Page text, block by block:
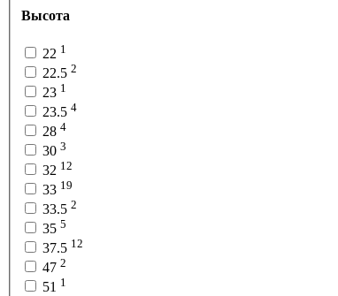
Высота
22 1
22.5 2
23 1
23.5 4
28 4
30 3
32 12
33 19
33.5 2
35 5
37.5 12
47 2
51 1